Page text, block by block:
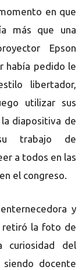
en que
más que una
Epson
había pedido le
libertador,
utilizar sus
diapositiva de
trabajo de
a todos en las
el congreso.
y
retiró la foto de
curiosidad del
docente